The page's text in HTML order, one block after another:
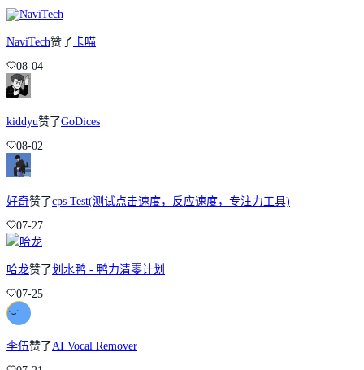
NaviTech赞了卡喵
08-04
kiddyu赞了GoDices
08-02
好奇赞了cps Test(测试点击速度，反应速度，专注力工具)
07-27
哈龙赞了划水鸭 - 鸭力清零计划
07-25
李伍赞了AI Vocal Remover